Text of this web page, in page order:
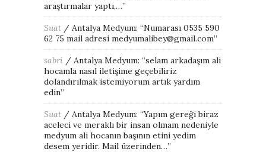
araştırmalar yaptı,…”
Suat / Antalya Medyum: “Numarası 0535 590
62 75 mail adresi medyumalibey@gmail.com”
sabri / Antalya Medyum: “selam arkadaşım ali
hocamla nasıl iletişime geçebiliriz
dolandırılmak istemiyorum artık yardım
edin”
Suat / Antalya Medyum: “Yapım gereği biraz
aceleci ve meraklı bir insan olmam nedeniyle
medyum ali hocanın başının etini yedim
desem yeridir. Mail üzerinden…”